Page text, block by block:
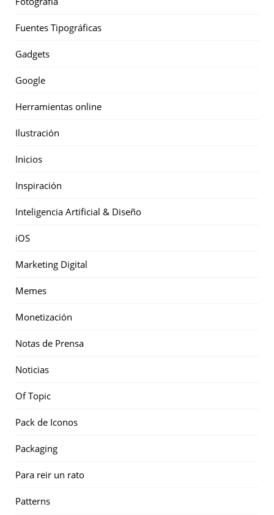
Fuentes Tipográficas
Gadgets
Google
Herramientas online
Ilustración
Inicios
Inspiración
Inteligencia Artificial & Diseño
iOS
Marketing Digital
Memes
Monetización
Notas de Prensa
Noticias
Of Topic
Pack de Iconos
Packaging
Para reir un rato
Patterns